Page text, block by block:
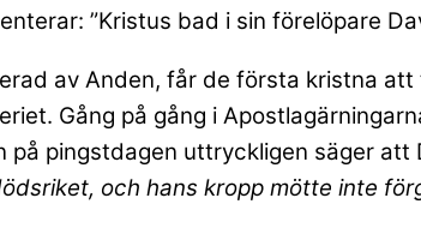
”Kristus bad i sin förelöpare
av Anden, får de första kristna
Gång på gång i
pingstdagen uttryckligen säger
och hans kropp mötte inte